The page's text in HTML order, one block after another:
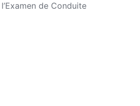
de Conduite